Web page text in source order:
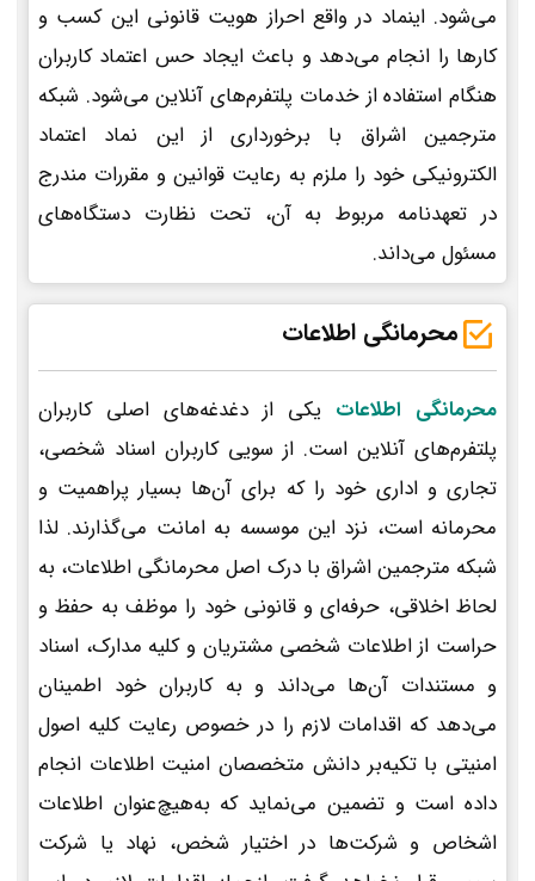
می‌شود. اینماد در واقع احراز هویت قانونی این کسب و
کارها را انجام می‌دهد و باعث ایجاد حس اعتماد کاربران
هنگام استفاده از خدمات پلتفرم‌های آنلاین می‌شود. شبکه
مترجمین اشراق با برخورداری از این نماد اعتماد
الکترونیکی خود را ملزم به رعایت قوانین و مقررات مندرج
در تعهدنامه مربوط به آن، تحت نظارت دستگاه‌های
مسئول می‌داند.
محرمانگی اطلاعات
محرمانگی اطلاعات یکی از دغدغه‌های اصلی کاربران
پلتفرم‌های آنلاین است. از سویی کاربران اسناد شخصی،
تجاری و اداری خود را که برای آن‌ها بسیار پراهمیت و
محرمانه است، نزد این موسسه به امانت می‌گذارند. لذا
شبکه مترجمین اشراق با درک اصل محرمانگی اطلاعات، به
لحاظ اخلاقی، حرفه‌ای و قانونی خود را موظف به حفظ و
حراست از اطلاعات شخصی مشتریان و کلیه مدارک، اسناد
و مستندات آن‌ها می‌داند و به کاربران خود اطمینان
می‌دهد که اقدامات لازم را در خصوص رعایت کلیه اصول
امنیتی با تکیه‌بر دانش متخصصان امنیت اطلاعات انجام
داده است و تضمین می‌نماید که به‌هیچ‌عنوان اطلاعات
اشخاص و شرکت‌ها در اختیار شخص، نهاد یا شرکت